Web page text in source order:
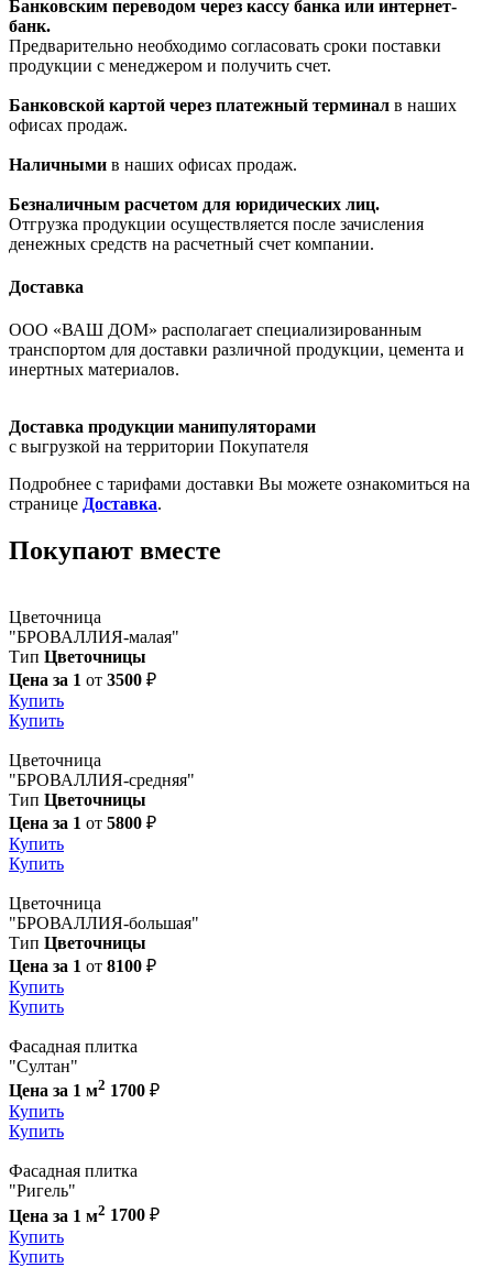
Банковским переводом через кассу банка или интернет-
банк.
Предварительно необходимо согласовать сроки поставки
продукции с менеджером и получить счет.
Банковской картой через платежный терминал в наших
офисах продаж.
Наличными в наших офисах продаж.
Безналичным расчетом для юридических лиц.
Отгрузка продукции осуществляется после зачисления
денежных средств на расчетный счет компании.
Доставка
ООО «ВАШ ДОМ» располагает специализированным
транспортом для доставки различной продукции, цемента и
инертных материалов.
Доставка продукции манипуляторами
с выгрузкой на территории Покупателя
Подробнее с тарифами доставки Вы можете ознакомиться на
странице Доставка.
Покупают вместе
Цветочница
"БРОВАЛЛИЯ-малая"
Тип Цветочницы
Цена за 1 от 3500 ₽
Купить
Купить
Цветочница
"БРОВАЛЛИЯ-средняя"
Тип Цветочницы
Цена за 1 от 5800 ₽
Купить
Купить
Цветочница
"БРОВАЛЛИЯ-большая"
Тип Цветочницы
Цена за 1 от 8100 ₽
Купить
Купить
Фасадная плитка
"Султан"
Цена за 1 м2 1700 ₽
Купить
Купить
Фасадная плитка
"Ригель"
Цена за 1 м2 1700 ₽
Купить
Купить